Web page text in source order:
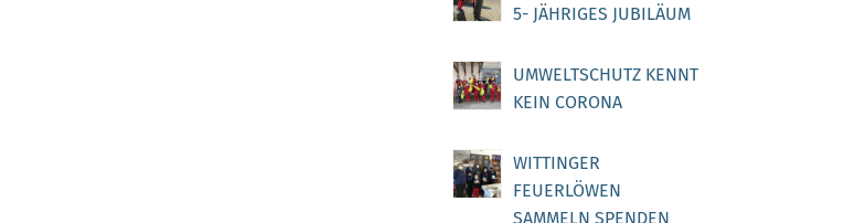
5- JÄHRIGES JUBILÄUM
UMWELTSCHUTZ KENNT
KEIN CORONA
WITTINGER
FEUERLÖWEN
SAMMELN SPENDEN